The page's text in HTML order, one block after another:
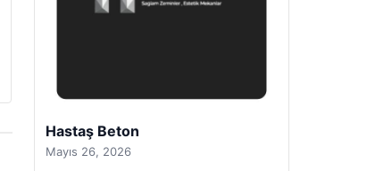
Prenses Night Club
Nisan 29, 2026